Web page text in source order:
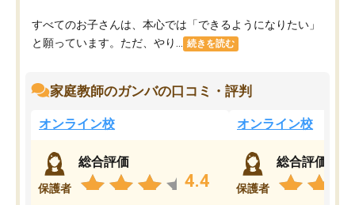
すべてのお子さんは、本心では「できるようになりたい」
と願っています。ただ、やり...
続きを読む
家庭教師のガンバの口コミ・評判
オンライン校
保護者
総合評価
4.4
オンライン校
保護者
総合評価